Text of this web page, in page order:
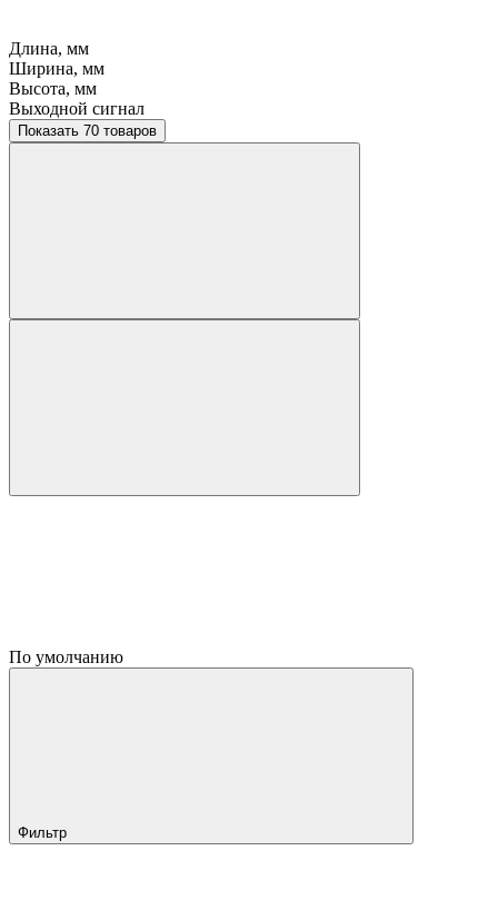
Длина, мм
Ширина, мм
Высота, мм
Выходной сигнал
Показать 70 товаров
По умолчанию
Фильтр